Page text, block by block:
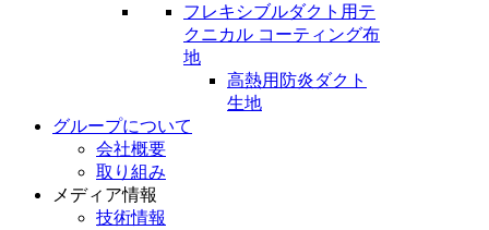
フレキシブルダクト用テ
クニカル コーティング布
地
高熱用防炎ダクト
生地
グループについて
会社概要
取り組み
メディア情報
技術情報